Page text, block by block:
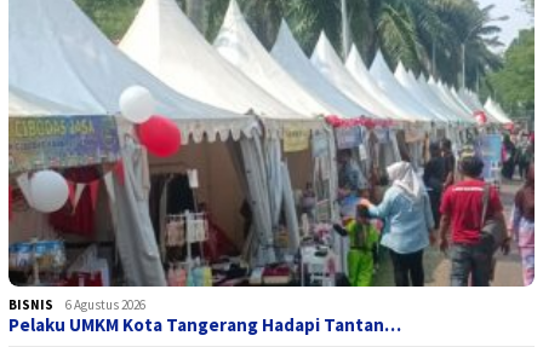
BISNIS 6 Agustus 2026
Pelaku UMKM Kota Tangerang Hadapi Tantan…